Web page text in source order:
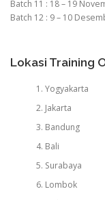
Batch 11 : 18 – 19
Batch 12 : 9 – 10
Lokasi Training
Yogyakarta
Jakarta
Bandung
Bali
Surabaya
Lombok